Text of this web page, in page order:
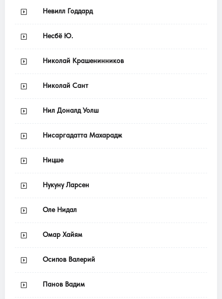
Невилл Годдард
Несбё Ю.
Николай Крашенинников
Николай Сант
Нил Доналд Уолш
Нисаргадатта Махарадж
Ницше
Нукуну Ларсен
Оле Нидал
Омар Хайям
Осипов Валерий
Панов Вадим